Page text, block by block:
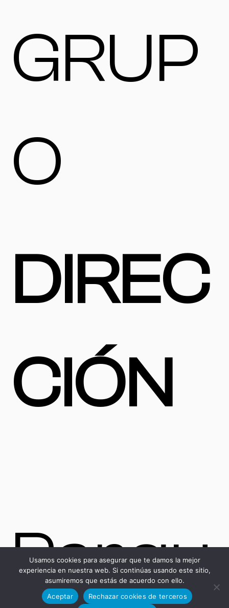
GRUP
O
DIREC
CIÓN
Parqu
Usamos cookies para asegurar que te damos la mejor
experiencia en nuestra web. Si continúas usando este sitio,
asumiremos que estás de acuerdo con ello.
Aceptar
Rechazar cookies de terceros